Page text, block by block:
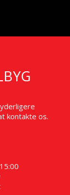
kontakte os.